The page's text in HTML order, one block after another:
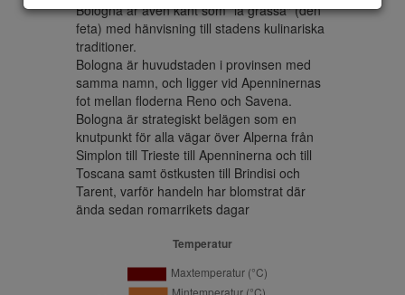
Bologna är även känt som "la grassa" (den
feta) med hänvisning till stadens kulinariska
traditioner.
Bologna är huvudstaden i provinsen med
samma namn, och ligger vid Apenninernas
fot mellan floderna Reno och Savena.
Bologna är strategiskt belägen som en
knutpunkt för alla vägar över Alperna från
Simplon till Trieste till Apenninerna och till
Toscana samt östkusten till Brindisi och
Tarent, varför handeln har blomstrat där
ända sedan romarrikets dagar